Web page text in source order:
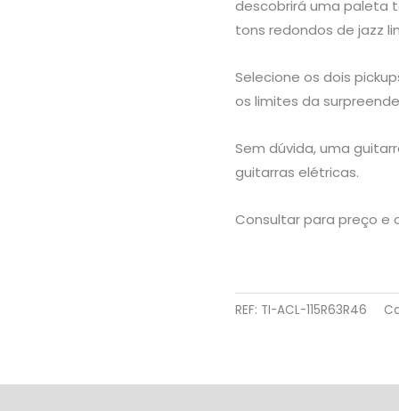
descobrirá uma paleta
tons redondos de jazz
Selecione os dois
os limites da
Sem dúvida, uma
guitarras elétricas.
Consultar para preço e
REF: TI-ACL-115R63R46